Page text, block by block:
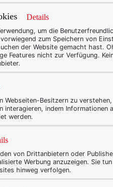
Aber bei der (Selbst-
dem Tag aus den
wartete! Hat sich
schon eine ganz
mich so. :)
Details
um die
zum Speichern von
der Website gemacht hast.
Features nicht zur Verfügung.
Webseiten-Besitzern zu
interagieren, indem Informationen
werden.
von Drittanbietern oder
Werbung anzuzeigen. Sie
hinweg verfolgen.